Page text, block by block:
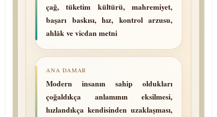
çağ, tü­ke­tim kültürü, mah­re­mi­yet,
başarı baskısı, hız, kontrol arzusu,
ahlâk ve vicdan metni
ANA DAMAR
Modern insanın sahip oldukları
çoğaldıkça anlamının eksilmesi,
hızlandıkça kendisinden uzaklaşması,